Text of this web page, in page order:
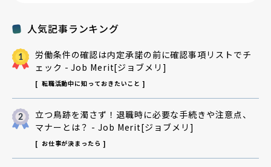
人気記事ランキング
労働条件の確認は内定承諾の前に確認事項リストでチ
ェック - Job Merit[ジョブメリ]
転職活動中に知っておきたいこと
立つ鳥跡を濁さず！退職時に必要な手続きや注意点、
マナーとは？ - Job Merit[ジョブメリ]
お仕事が決まったら